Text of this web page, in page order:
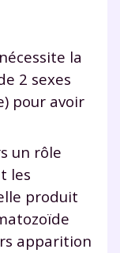
la
2 sexes
pour avoir
un rôle
les
produit
apparition